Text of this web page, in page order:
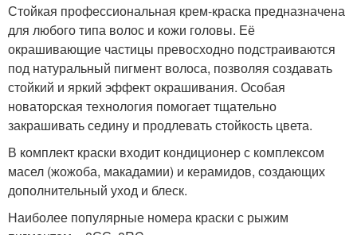
Стойкая профессиональная крем-краска предназначена
для любого типа волос и кожи головы. Её
окрашивающие частицы превосходно подстраиваются
под натуральный пигмент волоса, позволяя создавать
стойкий и яркий эффект окрашивания. Особая
новаторская технология помогает тщательно
закрашивать седину и продлевать стойкость цвета.
В комплект краски входит кондиционер с комплексом
масел (жожоба, макадамии) и керамидов, создающих
дополнительный уход и блеск.
Наиболее популярные номера краски с рыжим